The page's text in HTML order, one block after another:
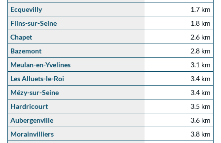
Ecquevilly
1.7 km
Flins-sur-Seine
1.8 km
Chapet
2.6 km
Bazemont
2.8 km
Meulan-en-Yvelines
3.1 km
Les Alluets-le-Roi
3.4 km
Mézy-sur-Seine
3.4 km
Hardricourt
3.5 km
Aubergenville
3.6 km
Morainvilliers
3.8 km